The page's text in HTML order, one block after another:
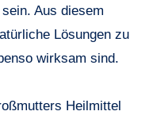
Aus diesem
Lösungen zu
wirksam sind.
Heilmittel